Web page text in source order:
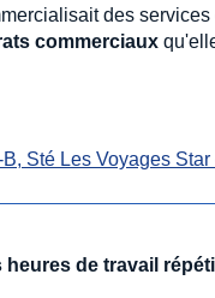
des
commerciaux
Sté Les Voyages
heures de travail